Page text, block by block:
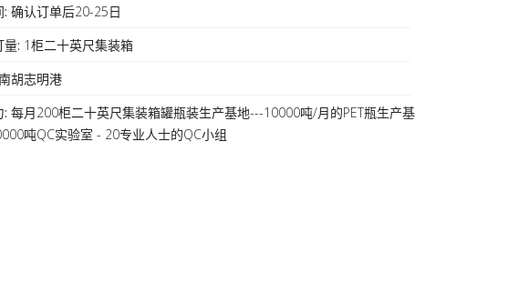
: 确认订单后20-25日
量: 1柜二十英尺集装箱
胡志明港
: 每月200柜二十英尺集装箱罐瓶装生产基地---10000吨/月的PET瓶生产基
吨QC实验室 - 20专业人士的QC小组